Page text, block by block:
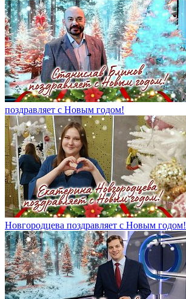
поздравляет с Новым годом!
Новгородцева поздравляет с Новым годом!